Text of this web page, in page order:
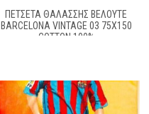
ΠΕΤΣΕΤΑ ΘΑΛΑΣΣΗΣ ΒΕΛΟΥΤΕ
BARCELONA VINTAGE 03 75X150
COTTON 100%